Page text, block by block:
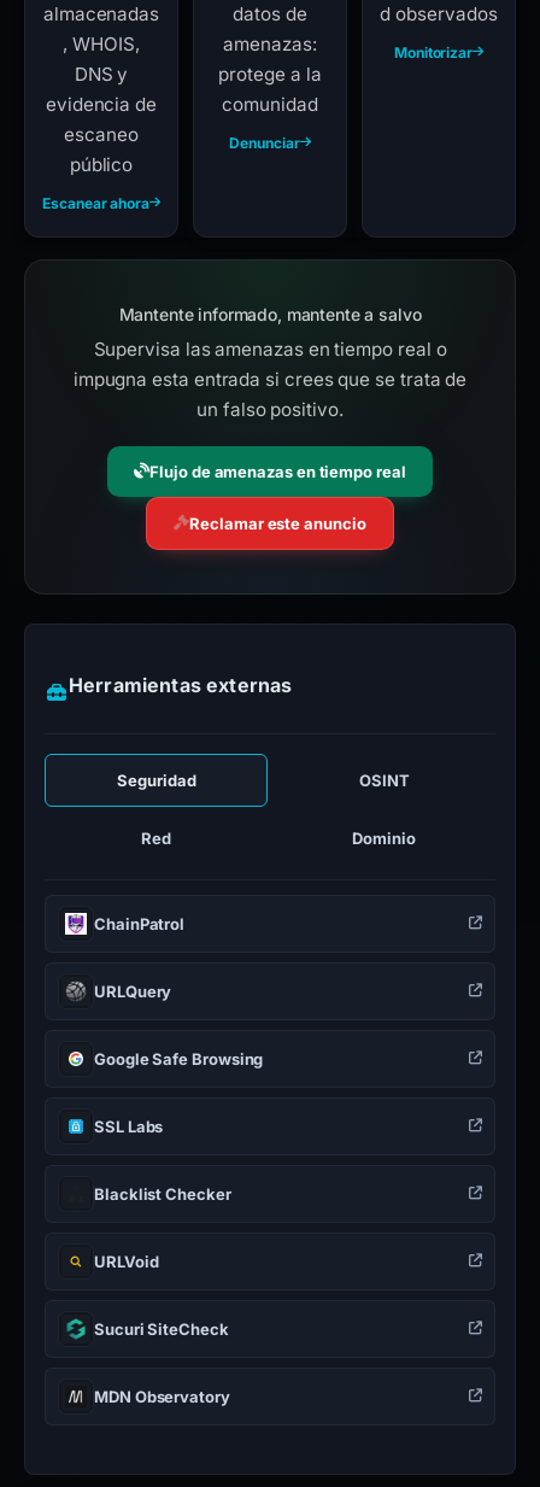
almacenadas
, WHOIS,
DNS y
evidencia de
escaneo
público
Escanear ahora
datos de
amenazas:
protege a la
comunidad
Denunciar
d observados
Monitorizar
Mantente informado, mantente a salvo
Supervisa las amenazas en tiempo real o
impugna esta entrada si crees que se trata de
un falso positivo.
Flujo de amenazas en tiempo real
Reclamar este anuncio
Herramientas externas
Seguridad OSINT
Red Dominio
ChainPatrol
URLQuery
Google Safe Browsing
SSL Labs
Blacklist Checker
URLVoid
Sucuri SiteCheck
MDN Observatory